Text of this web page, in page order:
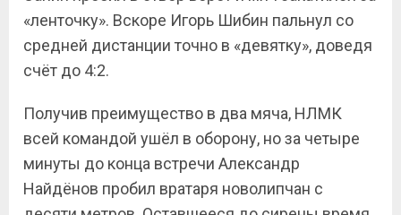
«ленточку». Вскоре Игорь Шибин пальнул со
средней дистанции точно в «девятку», доведя
счёт до 4:2.
Получив преимущество в два мяча, НЛМК
всей командой ушёл в оборону, но за четыре
минуты до конца встречи Александр
Найдёнов пробил вратаря новолипчан с